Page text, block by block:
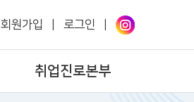
회원가입 로그인
취업진로본부